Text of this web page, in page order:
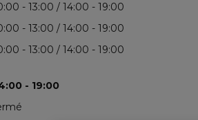
- 13:00 / 14:00 - 19:00
- 13:00 / 14:00 - 19:00
- 13:00 / 14:00 - 19:00
- 19:00